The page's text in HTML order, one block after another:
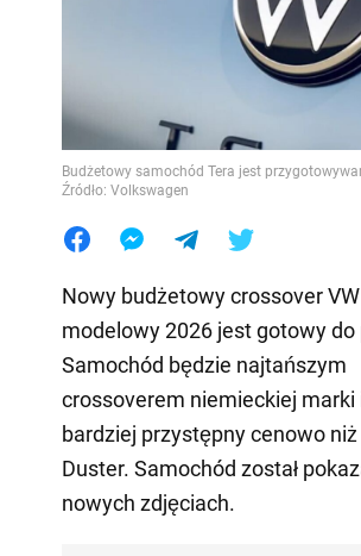
Budżetowy samochód Tera jest
Źródło: Volkswagen
Nowy budżetowy crossover
modelowy 2026 jest gotowy do
Samochód będzie najtańszym
crossoverem niemieckiej marki
bardziej przystępny cenowo
Duster. Samochód został
nowych zdjęciach.